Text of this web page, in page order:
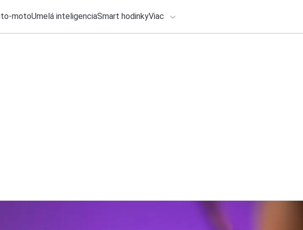
motoUmelá inteligenciaSmart hodinkyViac